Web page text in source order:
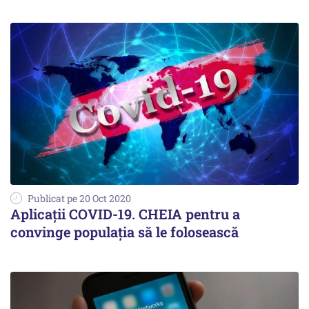
Publicat pe 20 Oct 2020
Aplicaţii COVID-19. CHEIA pentru a
convinge populaţia să le folosească